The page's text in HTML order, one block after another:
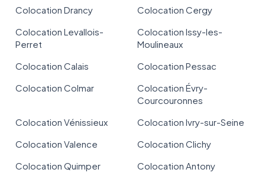
Colocation Drancy
Colocation Cergy
Colocation Levallois-
Perret
Colocation Issy-les-
Moulineaux
Colocation Calais
Colocation Pessac
Colocation Colmar
Colocation Évry-
Courcouronnes
Colocation Vénissieux
Colocation Ivry-sur-Seine
Colocation Valence
Colocation Clichy
Colocation Quimper
Colocation Antony